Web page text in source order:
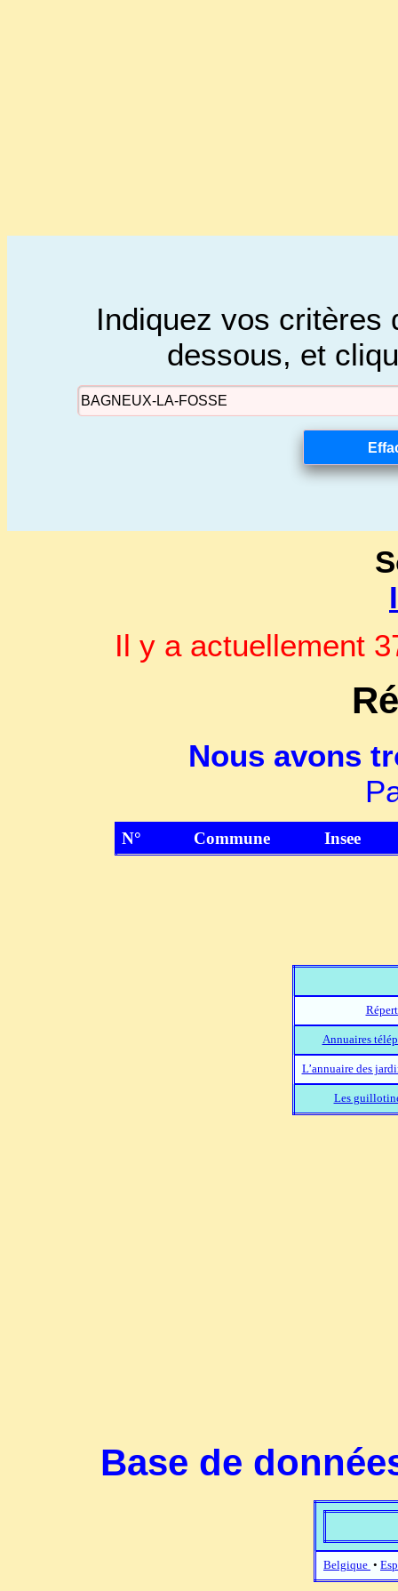
Indiquez vos critères
dessous, et
Il y a actuellement
Nous avons
N° Commune Insee
Annuaires
L’annuaire des
Les
Base de
Belgique •